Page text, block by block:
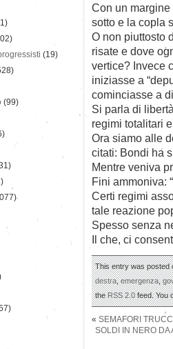
Con un
sotto e la copla
O non piuttosto
risate e dove
vertice? Invece
iniziasse a
cominciasse a
Si parla di
regimi totalitari
Ora siamo alle
citati: Bondi ha
Mentre veniva
Fini ammoniva:
Certi regimi
tale reazione
Spesso senza
Il che, ci
This entry was posted
destra,emergenza,
theRSS 2.0feed. You
« SEMAFORI
SOLDI IN NERO DA
(19)
(99)